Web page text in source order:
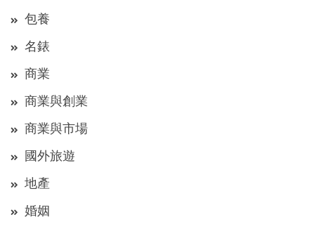
包養
名錶
商業
商業與創業
商業與市場
國外旅遊
地產
婚姻